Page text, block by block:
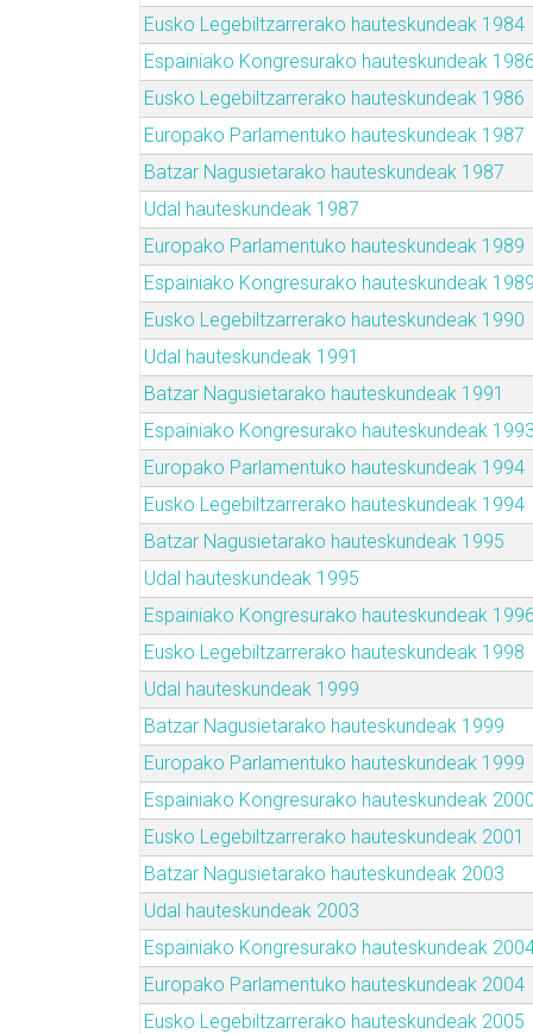
Eusko Legebiltzarrerako hauteskundeak 1984
Espainiako Kongresurako hauteskundeak 1986
Eusko Legebiltzarrerako hauteskundeak 1986
Europako Parlamentuko hauteskundeak 1987
Batzar Nagusietarako hauteskundeak 1987
Udal hauteskundeak 1987
Europako Parlamentuko hauteskundeak 1989
Espainiako Kongresurako hauteskundeak 1989
Eusko Legebiltzarrerako hauteskundeak 1990
Udal hauteskundeak 1991
Batzar Nagusietarako hauteskundeak 1991
Espainiako Kongresurako hauteskundeak 1993
Europako Parlamentuko hauteskundeak 1994
Eusko Legebiltzarrerako hauteskundeak 1994
Batzar Nagusietarako hauteskundeak 1995
Udal hauteskundeak 1995
Espainiako Kongresurako hauteskundeak 1996
Eusko Legebiltzarrerako hauteskundeak 1998
Udal hauteskundeak 1999
Batzar Nagusietarako hauteskundeak 1999
Europako Parlamentuko hauteskundeak 1999
Espainiako Kongresurako hauteskundeak 2000
Eusko Legebiltzarrerako hauteskundeak 2001
Batzar Nagusietarako hauteskundeak 2003
Udal hauteskundeak 2003
Espainiako Kongresurako hauteskundeak
Europako Parlamentuko hauteskundeak 2004
Eusko Legebiltzarrerako hauteskundeak 2005